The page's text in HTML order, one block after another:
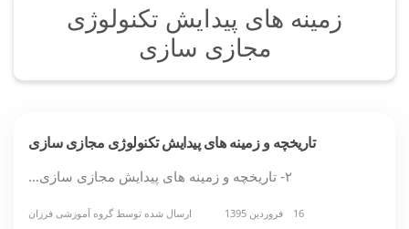
زمینه های پیدایش تکنولوژی
مجازی سازی
تاریخچه و زمینه های پیدایش تکنولوژی مجازی سازی
16 فروردین 1395 ارسال شده توسط گروه آموزشی فرزان